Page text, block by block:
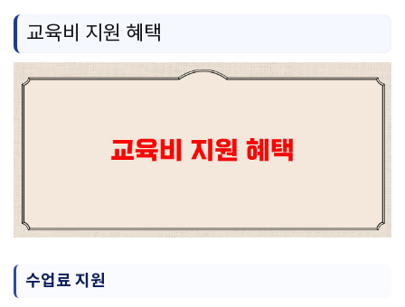
교육비 지원 혜택
수업료 지원